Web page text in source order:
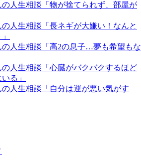
人生相談「物が捨てられず、部屋が
人生相談「長ネギが大嫌い！なんと
の人生相談「高2の息子…夢も希望もな
人生相談「心臓がバクバクするほど
る」
人生相談「自分は運が悪い気がす